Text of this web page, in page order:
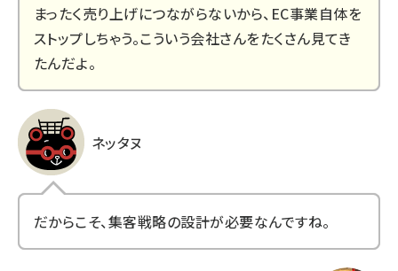
まったく売り上げにつながらないから、EC事業自体を
ストップしちゃう。こういう会社さんをたくさん見てき
たんだよ。
ネッタヌ
だからこそ、集客戦略の設計が必要なんですね。